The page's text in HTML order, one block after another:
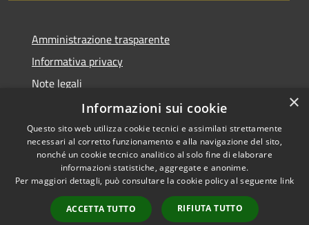
Amministrazione trasparente
Informativa privacy
Note legali
Dichiarazione di accessibilità
RSS
Accessibilità
Copyright © 2026 • Comune di
Verolavecchia • Powered by
Municipium•
Accesso
×
Informazioni sui cookie
Questo sito web utilizza cookie tecnici e assimilati strettamente
necessari al corretto funzionamento e alla navigazione del sito,
nonché un cookie tecnico analitico al solo fine di elaborare
informazioni statistiche, aggregate e anonime.
Per maggiori dettagli, può consultare la cookie policy al seguente link
ACCETTA TUTTO RIFIUTA TUTTO